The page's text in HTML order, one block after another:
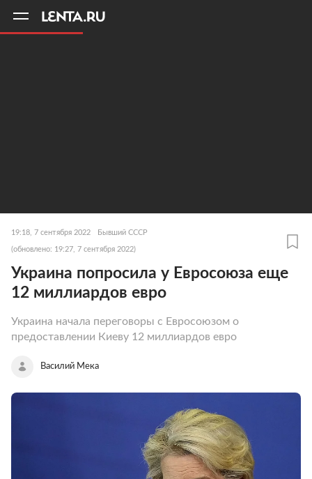
19:18, 7 сентября 2022 Бывший СССР
(обновлено: 19:27, 7 сентября 2022)
Украина попросила у Евросоюза еще
12 миллиардов евро
Украина начала переговоры с Евросоюзом о
предоставлении Киеву 12 миллиардов евро
Василий Мека